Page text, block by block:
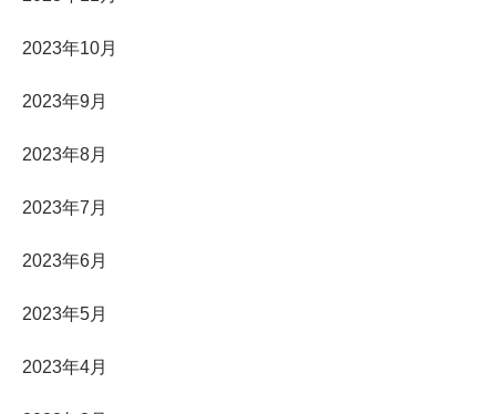
2023年10月
2023年9月
2023年8月
2023年7月
2023年6月
2023年5月
2023年4月